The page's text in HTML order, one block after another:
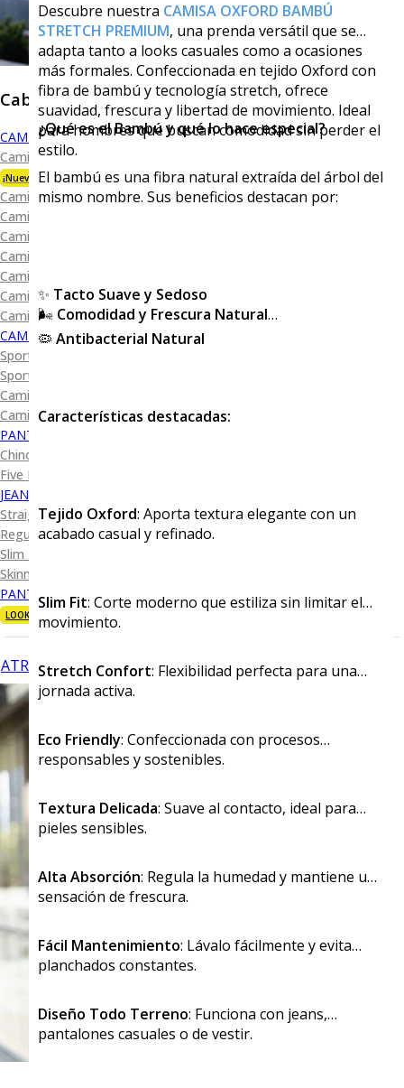
Caballero
CAMISAS
Camisa Premium Bambú
¡Nueva Colección!
Camisa Blanca
Camisa Performance
Camisa Piqué
Camisa Oxford
Camisa Lisa y Textura
Camisa Diseño
Camisa Cuadro y Raya
CAMISA SPORT
Sport Lisas
Sport Diseño
Camiseta Lisa
Camiseta Diseño
PANTALÓN CASUAL
Chino
Five Pocket
JEANS
Straight Fit
Regular Fit
Slim Fit
Skinny Fit
PANTALÓN DE VESTIR
LOOKS
ATRÁS
Descubre nuestra CAMISA OXFORD BAMBÚ
STRETCH PREMIUM, una prenda versátil que se
adapta tanto a looks casuales como a ocasiones
más formales. Confeccionada en tejido Oxford con
fibra de bambú y tecnología stretch, ofrece
suavidad, frescura y libertad de movimiento. Ideal
para hombres que buscan comodidad sin perder el
estilo.
¿Qué es el Bambú y qué lo hace especial?
El bambú es una fibra natural extraída del árbol del
mismo nombre. Sus beneficios destacan por:
✨ Tacto Suave y Sedoso
🌬️ Comodidad y Frescura Natural
🦠 Antibacterial Natural
Características destacadas:
Tejido Oxford: Aporta textura elegante con un
acabado casual y refinado.
Slim Fit: Corte moderno que estiliza sin limitar el
movimiento.
Stretch Confort: Flexibilidad perfecta para una
jornada activa.
Eco Friendly: Confeccionada con procesos
responsables y sostenibles.
Textura Delicada: Suave al contacto, ideal para
pieles sensibles.
Alta Absorción: Regula la humedad y mantiene una
sensación de frescura.
Fácil Mantenimiento: Lávalo fácilmente y evita
planchados constantes.
Diseño Todo Terreno: Funciona con jeans,
pantalones casuales o de vestir.